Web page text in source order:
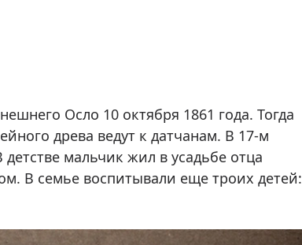
Осло 10 октября 1861 года. Тогда
древа ведут к датчанам. В 17-м
мальчик жил в усадьбе отца
В семье воспитывали еще троих детей: